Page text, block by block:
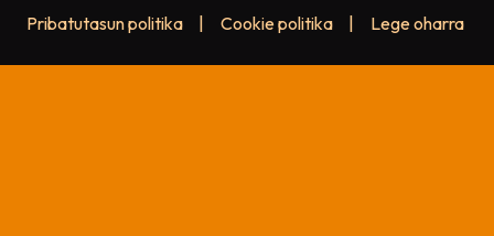
Pribatutasun politika Cookie politika Lege oharra